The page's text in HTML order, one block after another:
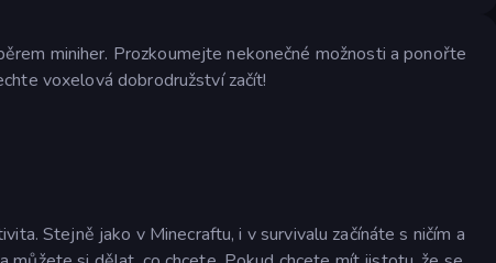
miniher. Prozkoumejte nekonečné možnosti a ponořte
voxelová dobrodružství začít!
Stejně jako v Minecraftu, i v survivalu začínáte s ničím a